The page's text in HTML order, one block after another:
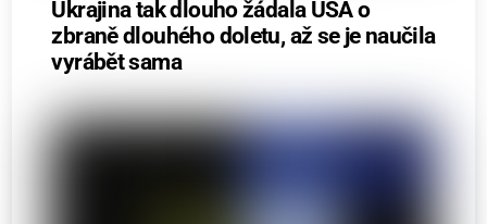
Ukrajina tak dlouho žádala USA o
zbraně dlouhého doletu, až se je naučila
vyrábět sama